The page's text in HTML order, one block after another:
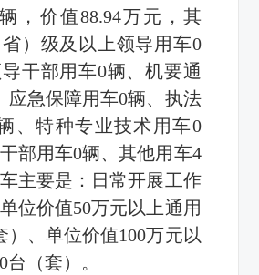
，价值88.94万元，其
）级及以上领导用车0
干部用车0辆、机要通
应急保障用车0辆、执法
、特种专业技术用车0
部用车0辆、其他用车4
主要是：日常开展工作
位价值50万元以上通用
）、单位价值100万元以
台（套）。